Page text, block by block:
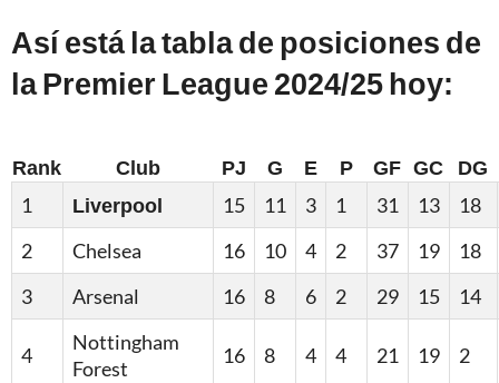
Así está la tabla de posiciones de
la Premier League 2024/25 hoy:
Rank Club PJ G E P GF GC
DG
1
Liverpool 15 11 3 1 31 13
18
2
Chelsea 16 10 4 2 37 19
18
3
Arsenal 16 8 6 2 29 15 14
4
Nottingham
Forest
16 8 4 4 21 19 2